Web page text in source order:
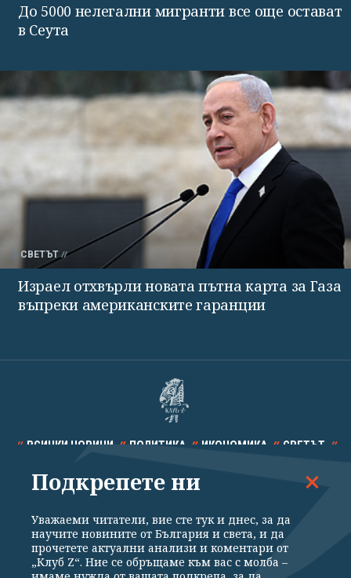
До 5000 нелегални мигранти все още остават
в Сеута
СВЕТЪТ
Израел отхвърли новата пътна карта за Газа
въпреки американските гаранции
ВСИЧКИ НОВИНИ ПОЛИТИКА ИКОНОМИКА СВЕТЪТ
СПОРТ КУЛТУРА ТЕХНОЛОГИИ КАЛЕЙДОСКОП
Подкрепете ни
Уважаеми читатели, вие сте тук и днес, за да
научите новините от България и света, и да
прочетете актуални анализи и коментари от
„Клуб Z“. Ние се обръщаме към вас с молба –